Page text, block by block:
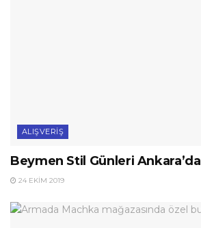
ALIŞVERIŞ
Beymen Stil Günleri Ankara’da
24 EKIM 2019